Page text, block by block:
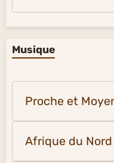
Musique
Proche et
Afrique du